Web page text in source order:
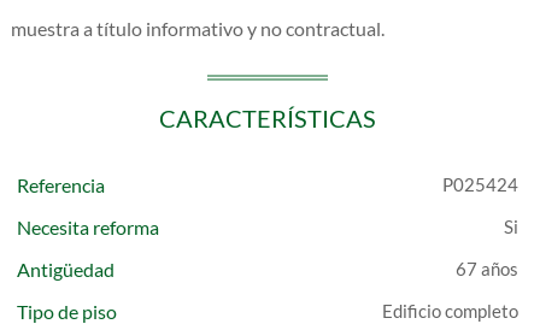
muestra a título informativo y no contractual.
CARACTERÍSTICAS
Referencia P025424
Necesita reforma
Antigüedad
67 años
Tipo de piso Edificio completo